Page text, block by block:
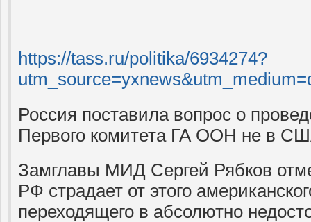
https://tass.ru/politika/6934274?
Россия поставила вопрос о
Первого комитета ГА ООН не в
Замглавы МИД Сергей Рябков
РФ страдает от этого
переходящего в абсолютно